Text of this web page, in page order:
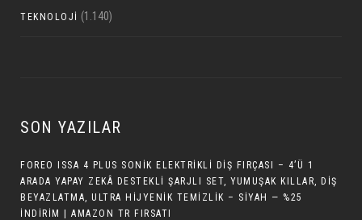
TEKNOLOJI (1.140)
SON YAZILAR
FOREO ISSA 4 PLUS SONIK ELEKTRIKLI DIŞ FIRÇASI – 4’Ü 1
ARADA YAPAY ZEKÂ DESTEKLI ŞARJLI SET, YUMUŞAK KILLAR, DIŞ
BEYAZLATMA, ULTRA HIJYENIK TEMIZLIK – SIYAH — %25
İNDIRIM | AMAZON TR FIRSATI